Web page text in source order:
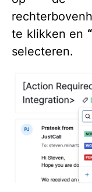
te klikken en
selecteren.